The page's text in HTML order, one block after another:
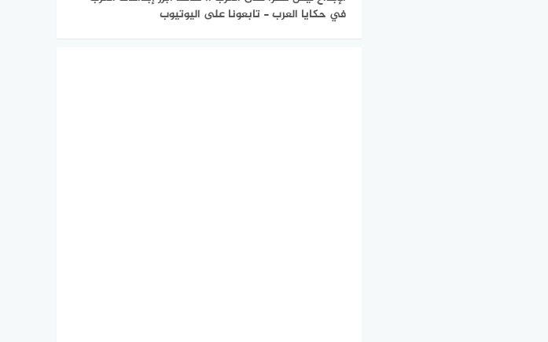
في حكايا العرب - تابعونا على اليوتيوب